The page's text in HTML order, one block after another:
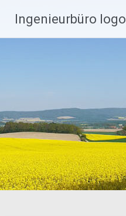
Inhalt
springen
Ingenieurbüro logo